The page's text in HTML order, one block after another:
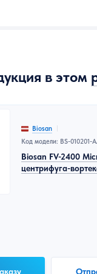
в этом
Biosan
Код модели: BS-010201-
Biosan FV-2400
центрифуга-